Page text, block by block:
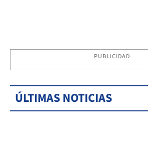
PUBLICIDAD
ÚLTIMAS NOTICIAS